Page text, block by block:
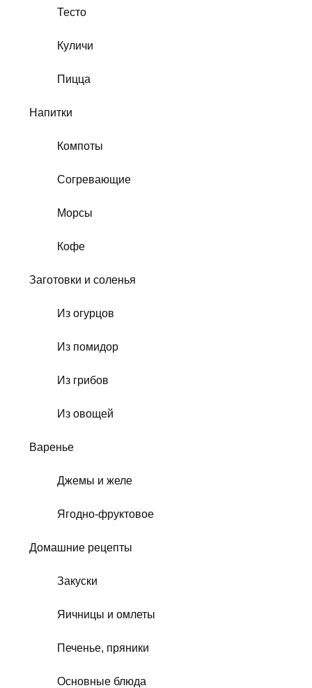
Тесто
Куличи
Пицца
Напитки
Компоты
Согревающие
Морсы
Кофе
Заготовки и соленья
Из огурцов
Из помидор
Из грибов
Из овощей
Варенье
Джемы и желе
Ягодно-фруктовое
Домашние рецепты
Закуски
Яичницы и омлеты
Печенье, пряники
Основные блюда